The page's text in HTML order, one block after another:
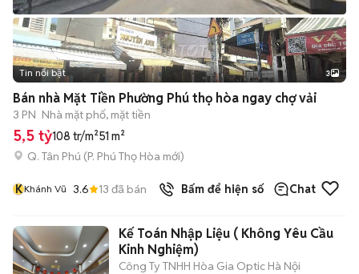
Tin nổi bật 3
Bán nhà Mặt Tiền Phường Phú thọ hòa ngay chợ vải
3 PN Nhà mặt phố, mặt tiền
5,5 tỷ108 tr/m²51 m²
Q. Tân Phú (P. Phú Thọ Hòa mới)
KKhánh Vũ 3.6 13 đã bán Bấm để hiện số Chat
Kế Toán Nhập Liệu ( Không Yêu Cầu
Kinh Nghiệm)
Công Ty TNHH Hòa Gia Optic Hà Nội